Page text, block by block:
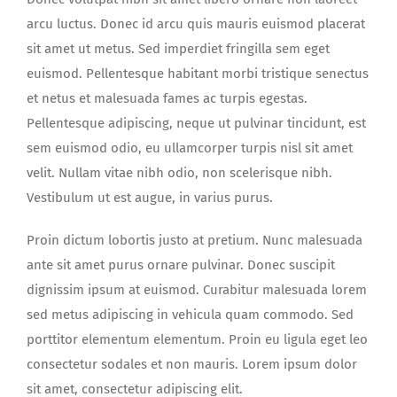
arcu luctus. Donec id arcu quis mauris euismod placerat
sit amet ut metus. Sed imperdiet fringilla sem eget
euismod. Pellentesque habitant morbi tristique senectus
et netus et malesuada fames ac turpis egestas.
Pellentesque adipiscing, neque ut pulvinar tincidunt, est
sem euismod odio, eu ullamcorper turpis nisl sit amet
velit. Nullam vitae nibh odio, non scelerisque nibh.
Vestibulum ut est augue, in varius purus.
Proin dictum lobortis justo at pretium. Nunc malesuada
ante sit amet purus ornare pulvinar. Donec suscipit
dignissim ipsum at euismod. Curabitur malesuada lorem
sed metus adipiscing in vehicula quam commodo. Sed
porttitor elementum elementum. Proin eu ligula eget leo
consectetur sodales et non mauris. Lorem ipsum dolor
sit amet, consectetur adipiscing elit.